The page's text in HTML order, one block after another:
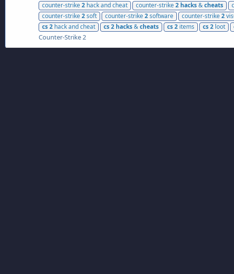
counter-strike2 hack and cheat counter-strike2 hacks&cheats
counter-strike2soft counter-strike2software counter-strike2
cs2 hack and cheat cs2 hacks&cheats cs2 items cs2 loot
Counter-Strike 2